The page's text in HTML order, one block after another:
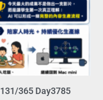
365 Day3785